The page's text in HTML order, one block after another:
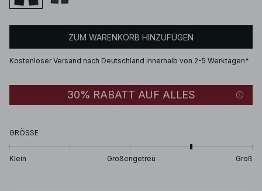
ZUM WARENKORB HINZUFÜGEN
Kostenloser Versand nach Deutschland innerhalb von 2-5 Werktagen*
30% RABATT AUF ALLES
GRÖSSE
Klein Größengetreu Groß